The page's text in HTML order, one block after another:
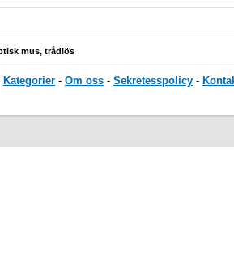
mus, trådlös
Kategorier - Om oss - Sekretesspolicy -